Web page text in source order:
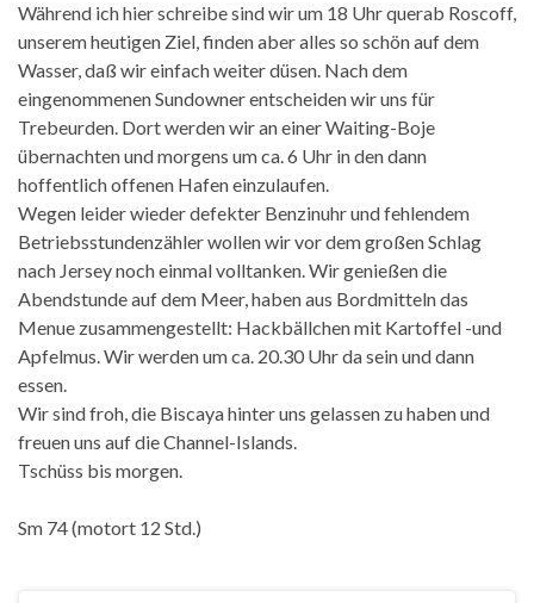
Während ich hier schreibe sind wir um 18 Uhr querab Roscoff,
unserem heutigen Ziel, finden aber alles so schön auf dem
Wasser, daß wir einfach weiter düsen. Nach dem
eingenommenen Sundowner entscheiden wir uns für
Trebeurden. Dort werden wir an einer Waiting-Boje
übernachten und morgens um ca. 6 Uhr in den dann
hoffentlich offenen Hafen einzulaufen.
Wegen leider wieder defekter Benzinuhr und fehlendem
Betriebsstundenzähler wollen wir vor dem großen Schlag
nach Jersey noch einmal volltanken. Wir genießen die
Abendstunde auf dem Meer, haben aus Bordmitteln das
Menue zusammengestellt: Hackbällchen mit Kartoffel -und
Apfelmus. Wir werden um ca. 20.30 Uhr da sein und dann
essen.
Wir sind froh, die Biscaya hinter uns gelassen zu haben und
freuen uns auf die Channel-Islands.
Tschüss bis morgen.
Sm 74 (motort 12 Std.)